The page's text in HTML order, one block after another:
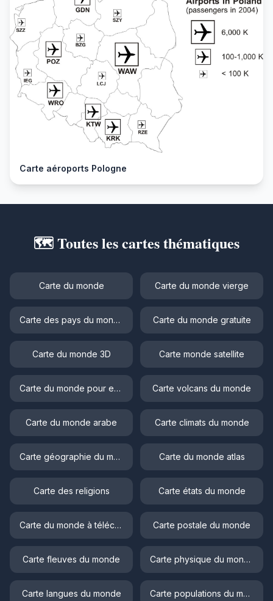
Carte aéroports Pologne
🗺️ Toutes les cartes thématiques
Carte du monde Carte du monde vierge
Carte des pays du monde Carte du monde gratuite
Carte du monde 3D Carte monde satellite
Carte du monde pour enfant Carte volcans du monde
Carte du monde arabe Carte climats du monde
Carte géographie du monde Carte du monde atlas
Carte des religions Carte états du monde
Carte du monde à télécharger Carte postale du monde
Carte fleuves du monde Carte physique du monde
Carte langues du monde Carte populations du monde